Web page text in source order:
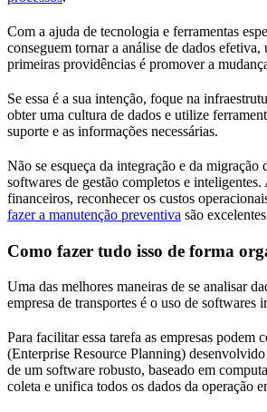
Com a ajuda de tecnologia e ferramentas
conseguem tornar a análise de dados
primeiras providências é promover a
Se essa é a sua intenção, foque na
obter uma cultura de dados e utilize
suporte e as informações necessárias.
Não se esqueça da integração e da migração
softwares de gestão completos e
financeiros, reconhecer os custos
fazer a manutenção preventiva são
Como fazer tudo isso de forma
Uma das melhores maneiras de se analisar
empresa de transportes é o uso de softwares
Para facilitar essa tarefa as empresas podem
(Enterprise Resource Planning) desenvolvido
de um software robusto, baseado em
coleta e unifica todos os dados da operação